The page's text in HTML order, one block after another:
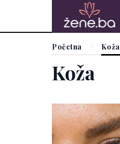
Početna Koža
Koža